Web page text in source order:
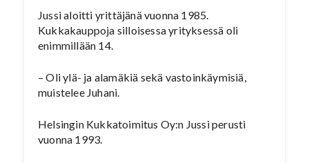
Jussi aloitti yrittäjänä vuonna 1985.
Kukkakauppoja silloisessa yrityksessä oli
enimmillään 14.
– Oli ylä- ja alamäkiä sekä vastoinkäymisiä,
muistelee Juhani.
Helsingin Kukkatoimitus Oy:n Jussi perusti
vuonna 1993.